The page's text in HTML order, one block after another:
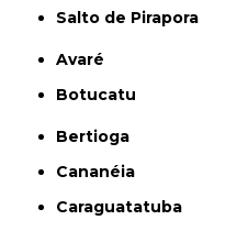
Salto de Pirapora
Avaré
Botucatu
Bertioga
Cananéia
Caraguatatuba